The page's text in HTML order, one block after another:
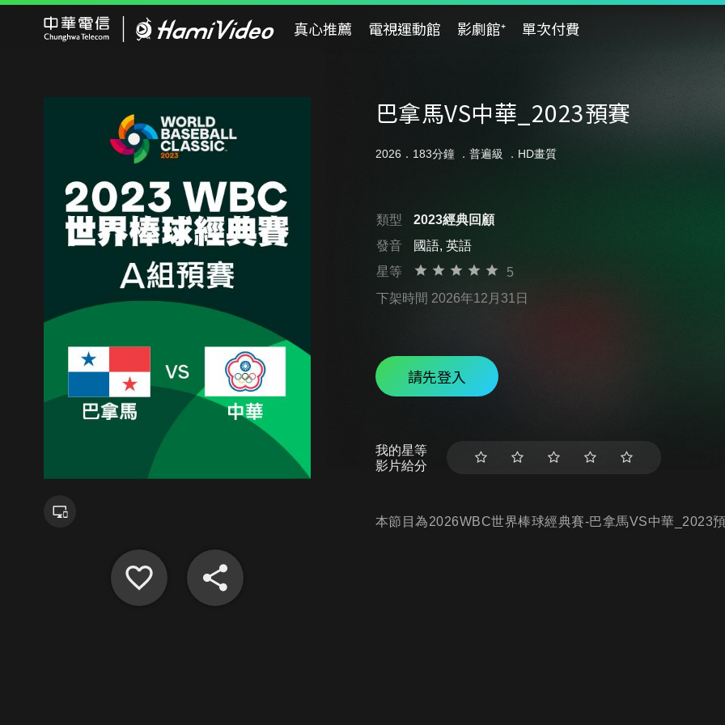
真心推薦 電視運動館 影劇館⁺ 單次付費
巴拿馬VS中華_2023預賽
2026．183分鐘 ． 普遍級 ．HD畫質
類型
2023經典回顧
發音
國語, 英語
星等
5
下架時間 2026年12月31日
請先登入
我的星等
影片給分
本節目為2026WBC世界棒球經典賽-巴拿馬VS中華_2023